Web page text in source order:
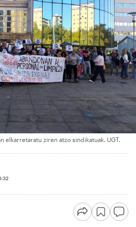
elkarretaratu ziren atzo sindikatuak. UGT.